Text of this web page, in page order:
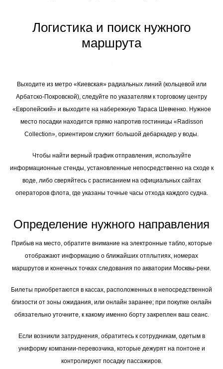
Логистика и поиск нужного
маршрута
Выходите из метро «Киевская» радиальных линий (кольцевой или
Арбатско-Покровской), следуйте по указателям к торговому центру
«Европейский» и выходите на набережную Тараса Шевченко. Нужное
место посадки находится прямо напротив гостиницы «Radisson
Collection», ориентиром служит большой дебаркадер у воды.
Чтобы найти верный график отправления, используйте
информационные стенды, установленные непосредственно на сходе к
воде, либо сверяйтесь с расписанием на официальных сайтах
операторов флота, где указаны точные часы отхода каждого судна.
Определение нужного направления
Прибыв на место, обратите внимание на электронные табло, которые
отображают информацию о ближайших отплытиях, номерах
маршрутов и конечных точках следования по акватории Москвы-реки.
Билеты приобретаются в кассах, расположенных в непосредственной
близости от зоны ожидания, или онлайн заранее; при покупке онлайн
обязательно уточните, к какому именно борту закреплен ваш сеанс.
Если возникли затруднения, обратитесь к сотрудникам, одетым в
униформу компании-перевозчика, которые дежурят на понтоне и
контролируют посадку пассажиров.